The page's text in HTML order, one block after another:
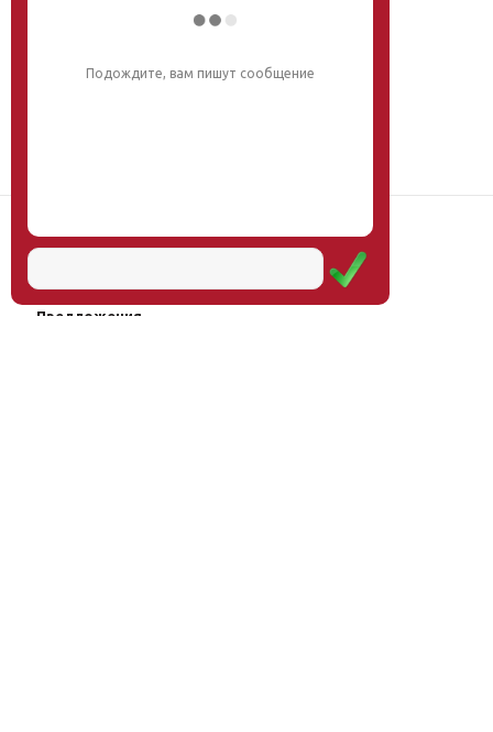
Научная школа
Услуги
Предложения
Подождите, вам пишут сообщение